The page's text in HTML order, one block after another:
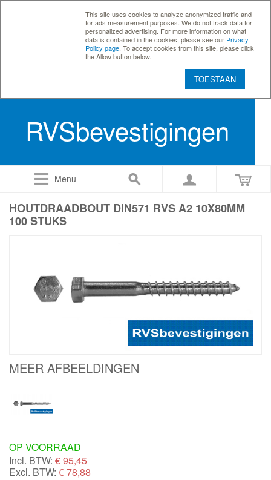
This site uses cookies to analyze anonymized traffic and
for ads measurement purposes. We do not track data for
personalized advertising. For more information on what
data is contained in the cookies, please see our Privacy
Policy page . To accept cookies from this site, please click
the Allow button below.
TOESTAAN
RVSbevestigingen
Menu
HOUTDRAADBOUT DIN571 RVS A2 10X80MM
100 STUKS
MEER AFBEELDINGEN
OP VOORRAAD
Incl. BTW: €95,45
Excl. BTW: € 78,88